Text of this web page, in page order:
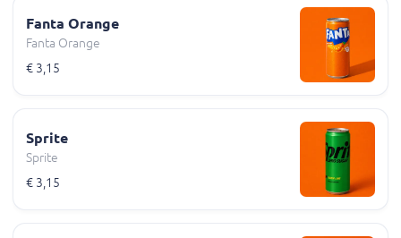
Fanta Orange
Fanta Orange
€ 3,15
Sprite
Sprite
€ 3,15